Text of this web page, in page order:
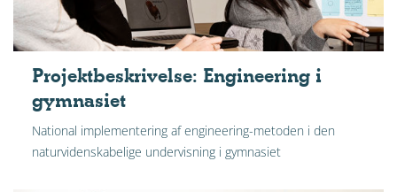
Projektbeskrivelse: Engineering i
gymnasiet
National implementering af engineering-metoden i den
naturvidenskabelige undervisning i gymnasiet